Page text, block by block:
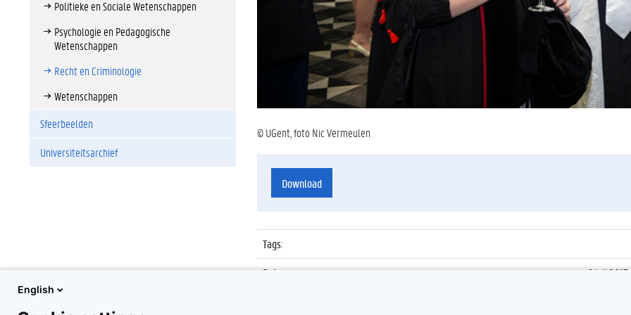
Politieke en Sociale Wetenschappen
Psychologie en Pedagogische
Wetenschappen
Recht en Criminologie
Wetenschappen
Sfeerbeelden
Universiteitsarchief
© UGent, foto Nic Vermeulen
Download
Tags:
Datum:
6 juli 2017
English